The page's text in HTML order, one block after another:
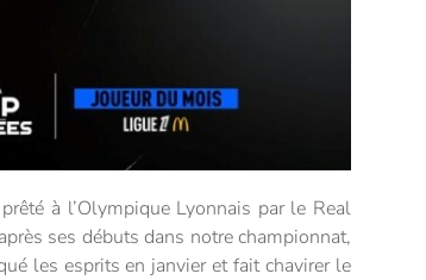
à l’Olympique Lyonnais par le Real
ses débuts dans notre championnat,
les esprits en janvier et fait chavirer le